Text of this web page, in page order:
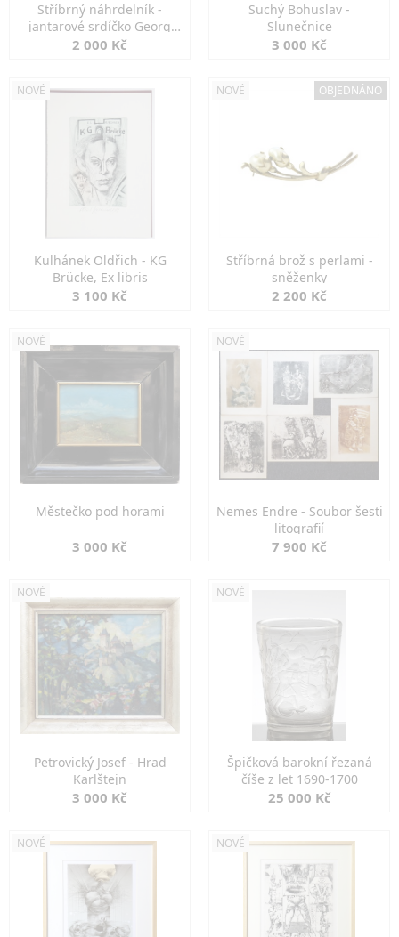
Stříbrný náhrdelník -
jantarové srdíčko Georg
Kramer
2 000 Kč
Suchý Bohuslav -
Slunečnice
3 000 Kč
NOVÉ
Kulhánek Oldřich - KG
Brücke, Ex libris
3 100 Kč
NOVÉ OBJEDNÁNO
Stříbrná brož s perlami -
sněženky
2 200 Kč
NOVÉ
Městečko pod horami
3 000 Kč
NOVÉ
Nemes Endre - Soubor šesti
litografií
7 900 Kč
NOVÉ
Petrovický Josef - Hrad
Karlštejn
3 000 Kč
NOVÉ
Špičková barokní řezaná
číše z let 1690-1700
25 000 Kč
NOVÉ NOVÉ